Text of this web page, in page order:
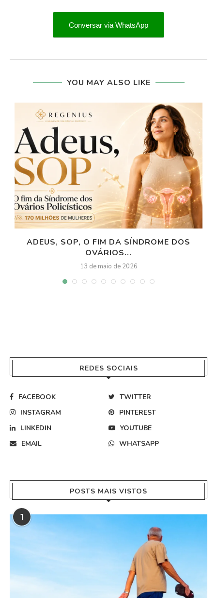
Conversar via WhatsApp
YOU MAY ALSO LIKE
ADEUS, SOP, O FIM DA SÍNDROME DOS
OVÁRIOS...
13 de maio de 2026
REDES SOCIAIS
FACEBOOK
TWITTER
INSTAGRAM
PINTEREST
LINKEDIN
YOUTUBE
EMAIL
WHATSAPP
POSTS MAIS VISTOS
1